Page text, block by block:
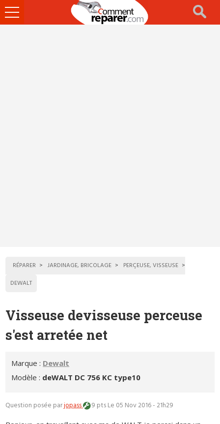
Ouvrir
le
RÉPARER JARDINAGE, BRICOLAGE
PERÇEUSE, VISSEUSE
DEWALT
Visseuse devisseuse perceuse
s'est arretée net
Marque : Dewalt
Modèle : deWALT DC 756 KC type10
Question posée parjopass 9 ptsLe 05 Nov 2016 - 21h29